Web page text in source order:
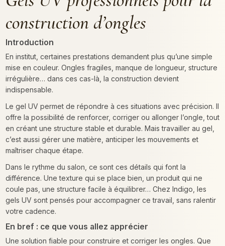
construction d’ongles
Introduction
En institut, certaines prestations demandent plus qu’une simple
mise en couleur. Ongles fragiles, manque de longueur, structure
irrégulière… dans ces cas-là, la construction devient
indispensable.
Le gel UV permet de répondre à ces situations avec précision. Il
offre la possibilité de renforcer, corriger ou allonger l’ongle, tout
en créant une structure stable et durable. Mais travailler au gel,
c’est aussi gérer une matière, anticiper les mouvements et
maîtriser chaque étape.
Dans le rythme du salon, ce sont ces détails qui font la
différence. Une texture qui se place bien, un produit qui ne
coule pas, une structure facile à équilibrer… Chez Indigo, les
gels UV sont pensés pour accompagner ce travail, sans ralentir
votre cadence.
En bref : ce que vous allez apprécier
Une solution fiable pour construire et corriger les ongles. Que